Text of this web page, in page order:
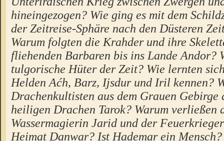
hineingezogen? Wie ging es mit dem
der Zeitreise-Sphäre nach den Düsteren
Warum folgten die Krahder und ihre
fliehenden Barbaren bis ins Lande Andor?
tulgorische Hüter der Zeit? Wie lernten
Helden Aćh, Barz, Ijsdur und Iril kennen?
Drachenkultisten aus dem Grauen Gebirge
heiligen Drachen Tarok? Warum verließen
Wassermagierin Jarid und der
Heimat Danwar? Ist Hademar ein